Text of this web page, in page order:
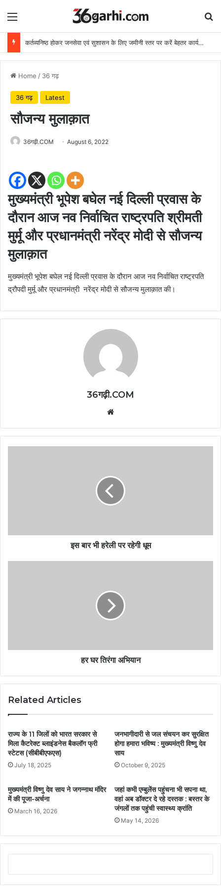
Menu
कर्तव्यनिष्ठ होकर जनसेवा एवं सुशासन के लिए जमीनी स्तर पर करें बेहतर कार्य: मुख्यमंत्री
Home / 36 गढ़
36 गढ़ Latest
सौजन्य मुलाक़ात
36गढ़ी.COM August 6, 2022
मुख्यमंत्री भूपेश बघेल नई दिल्ली प्रवास के
दौरान आज नव निर्वाचित राष्ट्रपति श्रीमती
मुर्मू और प्रधानमंत्री नरेंद्र मोदी से सौजन्य
मुलाक़ात
मुख्यमंत्री भूपेश बघेल नई दिल्ली प्रवास के दौरान आज नव निर्वाचित राष्ट्रपति
द्रौपदी मुर्मू और प्रधानमंत्री नरेंद्र मोदी से सौजन्य मुलाक़ात की।
36गढ़ी.COM
इस बार भी हरेली पर रहेगी धूम
हर घर तिरंगा अभियान
Related Articles
राज्य के 11 जिलों को भारत सरकार से
मिला कैटरेक्ट ब्लाइंडनेस बैकलॉग फ्री
स्टेटस (सीबीबीएफएस)
July 18, 2025
जनभागीदारी से जल संचयन कर सुरक्षित
होगा हमारा भविष्य : मुख्यमंत्री विष्णु देव
साय
October 9, 2025
मुख्यमंत्री विष्णु देव साय ने जगन्नाथ मंदिर
में की पूजा-अर्चना
March 16, 2026
जहां कभी एम्बुलेंस पहुंचना भी सपना था,
वहां अब डॉक्टर दे रहे दस्तक : बस्तर के
जंगलों तक पहुंची स्वास्थ्य क्रांति
May 14, 2026